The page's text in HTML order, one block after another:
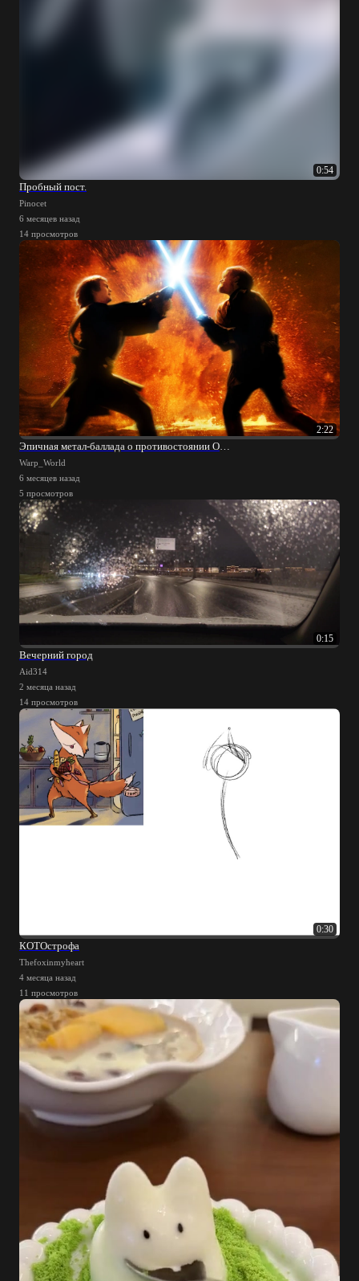
0:54
Пробный пост.
Pinocet
6 месяцев назад
14 просмотров
2:22
Эпичная метал-баллада о противостоянии Оби-Вана и Энакина (эпизод III ЗВ)
Warp_World
6 месяцев назад
5 просмотров
0:15
Вечерний город
Aid314
2 месяца назад
14 просмотров
0:30
КОТОстрофа
Thefoxinmyheart
4 месяца назад
11 просмотров